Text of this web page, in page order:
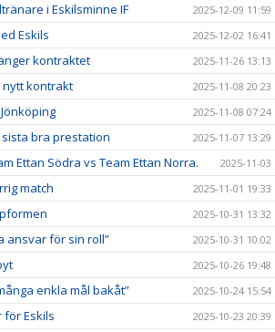
i Eskilsminne IF 2025-12-09 11:59
Eskils 2025-12-02 16:41
kontraktet 2025-11-26 13:13
nytt kontrakt 2025-11-08 20:23
2025-11-08 07:24
bra prestation 2025-11-07 13:29
Ettan Södra vs Team Ettan Norra. 2025-11-03
match 2025-11-01 19:33
2025-10-31 13:32
ansvar för sin roll” 2025-10-31 10:02
2025-10-26 19:48
enkla mål bakåt” 2025-10-24 15:54
Eskils 2025-10-23 20:39